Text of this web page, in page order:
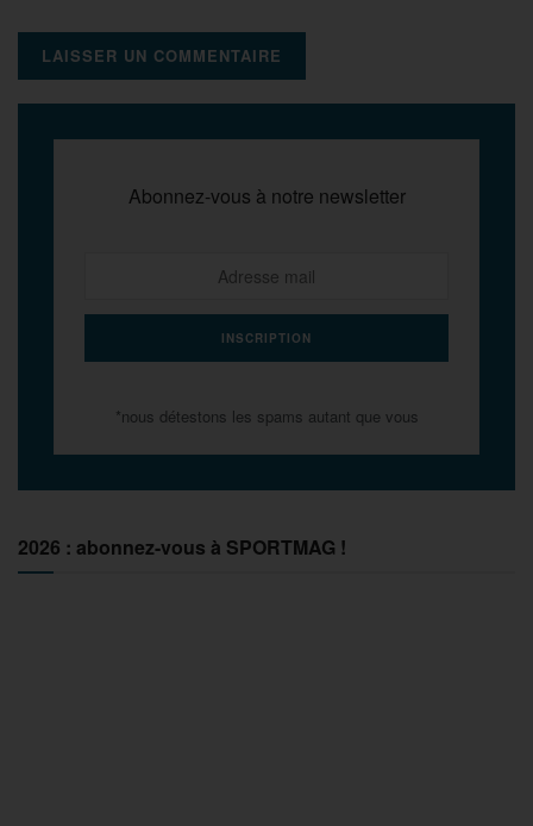
Abonnez-vous à notre newsletter
*nous détestons les spams autant que vous
2026 : abonnez-vous à SPORTMAG !